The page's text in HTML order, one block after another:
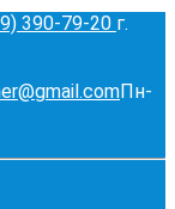
390-79-20 г.
Пн-